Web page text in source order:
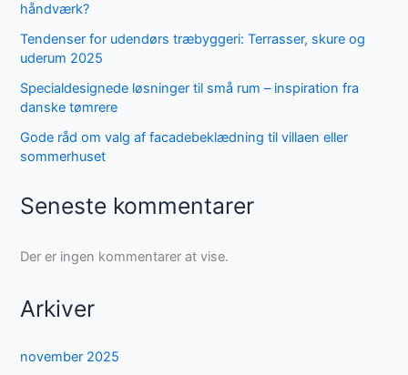
håndværk?
Tendenser for udendørs træbyggeri: Terrasser, skure og
uderum 2025
Specialdesignede løsninger til små rum – inspiration fra
danske tømrere
Gode råd om valg af facadebeklædning til villaen eller
sommerhuset
Seneste kommentarer
Der er ingen kommentarer at vise.
Arkiver
november 2025